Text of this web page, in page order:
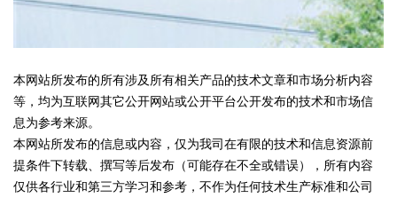
本网站所发布的所有涉及所有相关产品的技术文章和市场分析内容
等，均为互联网其它公开网站或公开平台公开发布的技术和市场信
息为参考来源。
本网站所发布的信息或内容，仅为我司在有限的技术和信息资源前
提条件下转载、撰写等后发布（可能存在不全或错误），所有内容
仅供各行业和第三方学习和参考，不作为任何技术生产标准和公司